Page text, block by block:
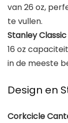
van 26 oz,
te vullen.
Stanley
16 oz
in de meeste
Design en
Corkcicle